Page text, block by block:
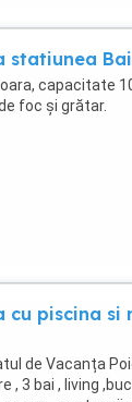
statiunea
capacitate
foc și grătar.
cu piscina si
de Vacanța
, 3 bai , living